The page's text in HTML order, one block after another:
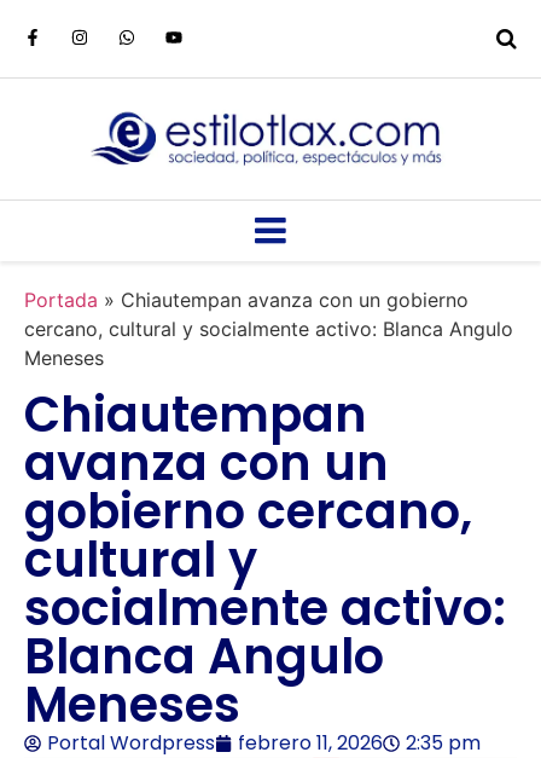
Portada » Chiautempan avanza con un gobierno
cercano, cultural y socialmente activo: Blanca Angulo
Meneses
Chiautempan
avanza con un
gobierno cercano,
cultural y
socialmente activo:
Blanca Angulo
Meneses
Portal Wordpress febrero 11, 2026 2:35 pm